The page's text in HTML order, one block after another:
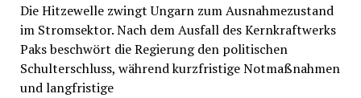
Die Hitzewelle zwingt Ungarn zum Ausnahmezustand
im Stromsektor. Nach dem Ausfall des Kernkraftwerks
Paks beschwört die Regierung den politischen
Schulterschluss, während kurzfristige Notmaßnahmen
und langfristige